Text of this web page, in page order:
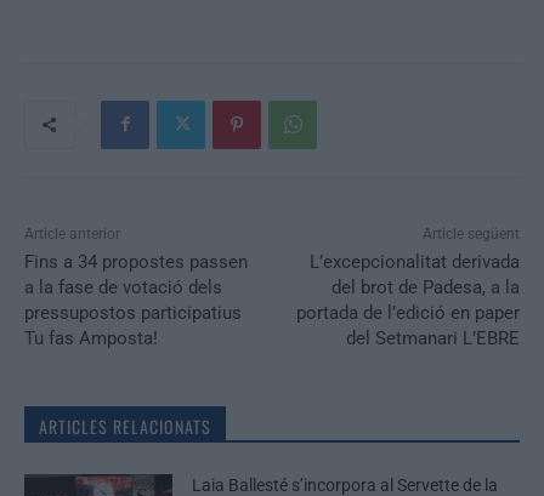
Article anterior
Fins a 34 propostes passen
a la fase de votació dels
pressupostos participatius
Tu fas Amposta!
Article següent
L’excepcionalitat derivada
del brot de Padesa, a la
portada de l’edició en paper
del Setmanari L’EBRE
ARTICLES RELACIONATS
Laia Ballesté s’incorpora al Servette de la